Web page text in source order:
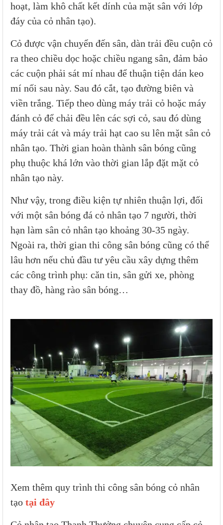
hoạt, làm khô chất kết dính của mặt sân với lớp
đáy của cỏ nhân tạo).
Cỏ được vận chuyển đến sân, dàn trải đều cuộn cỏ
ra theo chiều dọc hoặc chiều ngang sân, đảm bảo
các cuộn phải sát mí nhau để thuận tiện dán keo
mí nối sau này. Sau đó cắt, tạo đường biên và
viền trắng. Tiếp theo dùng máy trải cỏ hoặc máy
đánh cỏ để chải đều lên các sợi cỏ, sau đó dùng
máy trải cát và máy trải hạt cao su lên mặt sân cỏ
nhân tạo. Thời gian hoàn thành sân bóng cũng
phụ thuộc khá lớn vào thời gian lắp đặt mặt cỏ
nhân tạo này.
Như vậy, trong điều kiện tự nhiên thuận lợi, đối
với một sân bóng đá cỏ nhân tạo 7 người, thời
hạn làm sân cỏ nhân tạo khoảng 30-35 ngày.
Ngoài ra, thời gian thi công sân bóng cũng có thể
lâu hơn nếu chủ đầu tư yêu cầu xây dựng thêm
các công trình phụ: căn tin, sân gửi xe, phòng
thay đồ, hàng rào sân bóng…
Xem thêm quy trình thi công sân bóng cỏ nhân
tạo tại đây